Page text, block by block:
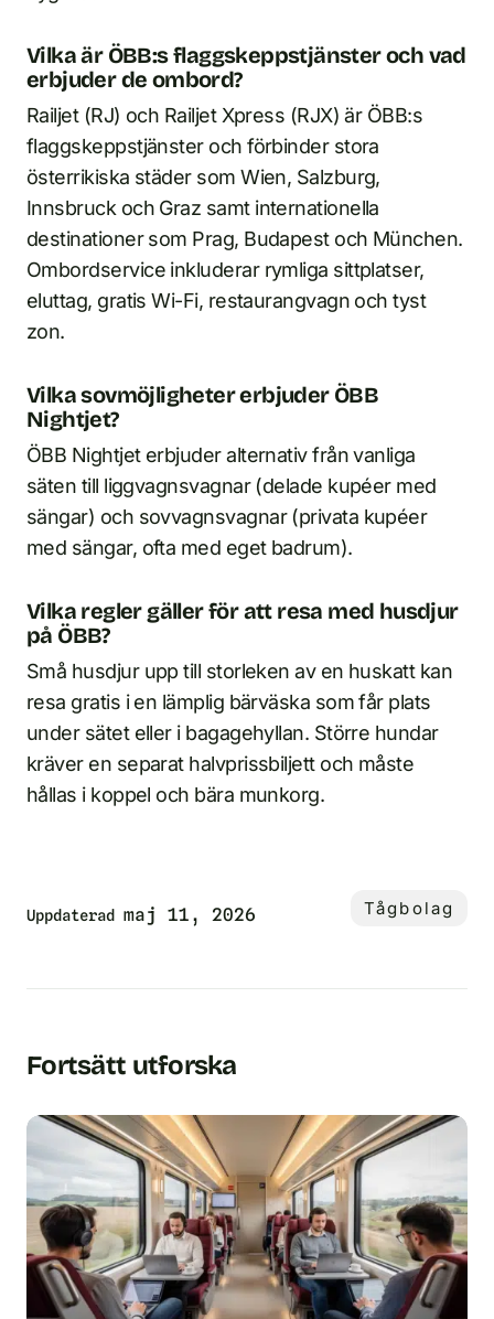
Vilka är ÖBB:s flaggskeppstjänster och vad
erbjuder de ombord?
Railjet (RJ) och Railjet Xpress (RJX) är ÖBB:s
flaggskeppstjänster och förbinder stora
österrikiska städer som Wien, Salzburg,
Innsbruck och Graz samt internationella
destinationer som Prag, Budapest och München.
Ombordservice inkluderar rymliga sittplatser,
eluttag, gratis Wi-Fi, restaurangvagn och tyst
zon.
Vilka sovmöjligheter erbjuder ÖBB
Nightjet?
ÖBB Nightjet erbjuder alternativ från vanliga
säten till liggvagnsvagnar (delade kupéer med
sängar) och sovvagnsvagnar (privata kupéer
med sängar, ofta med eget badrum).
Vilka regler gäller för att resa med husdjur
på ÖBB?
Små husdjur upp till storleken av en huskatt kan
resa gratis i en lämplig bärväska som får plats
under sätet eller i bagagehyllan. Större hundar
kräver en separat halvprissbiljett och måste
hållas i koppel och bära munkorg.
Uppdaterad maj 11, 2026 Tågbolag
Fortsätt utforska